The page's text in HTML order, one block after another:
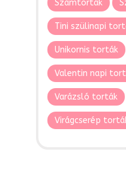
Számtorták
Tini szülinapi
Unikornis torták
Valentin napi
Varázsló torták
Virágcserép